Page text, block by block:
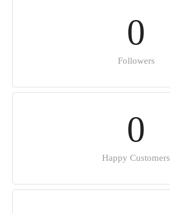
0
Followers
0
Happy Customers